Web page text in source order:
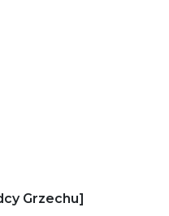
Grzechu]